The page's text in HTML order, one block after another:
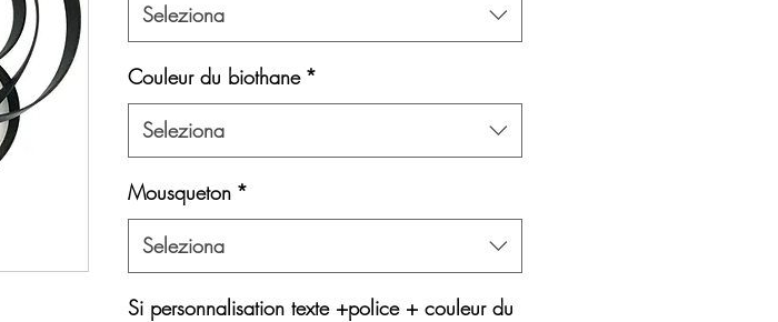
Seleziona
Couleur du biothane *
Seleziona
Mousqueton *
Seleziona
Si personnalisation texte +police + couleur du